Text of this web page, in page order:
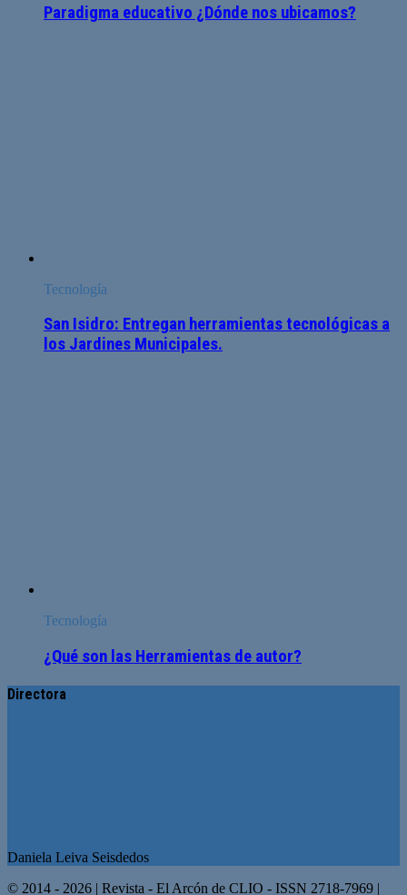
Paradigma educativo ¿Dónde nos ubicamos?
Tecnología
San Isidro: Entregan herramientas tecnológicas a
los Jardines Municipales.
Tecnología
¿Qué son las Herramientas de autor?
Directora
Daniela Leiva Seisdedos
© 2014 - 2026 | Revista - El Arcón de CLIO - ISSN 2718-7969 |